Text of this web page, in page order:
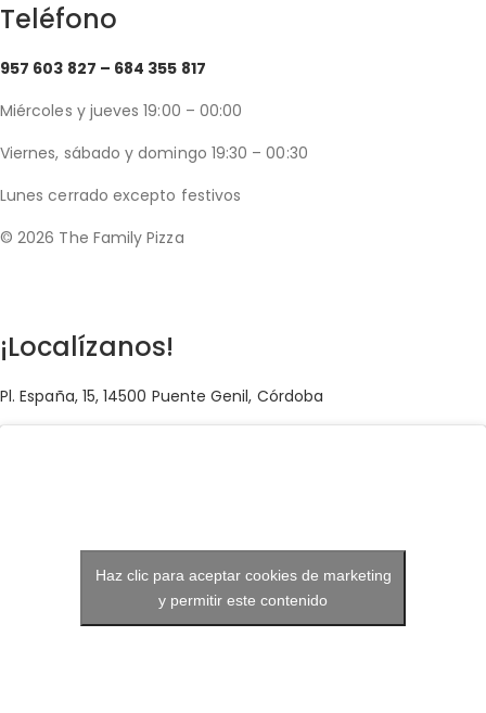
Teléfono
957 603 827 – 684 355 817
Miércoles y jueves 19:00 – 00:00
Viernes, sábado y domingo 19:30 – 00:30
Lunes cerrado excepto festivos
© 2026 The Family Pizza
¡Localízanos!
Pl. España, 15, 14500 Puente Genil, Córdoba
Haz clic para aceptar cookies de marketing
y permitir este contenido